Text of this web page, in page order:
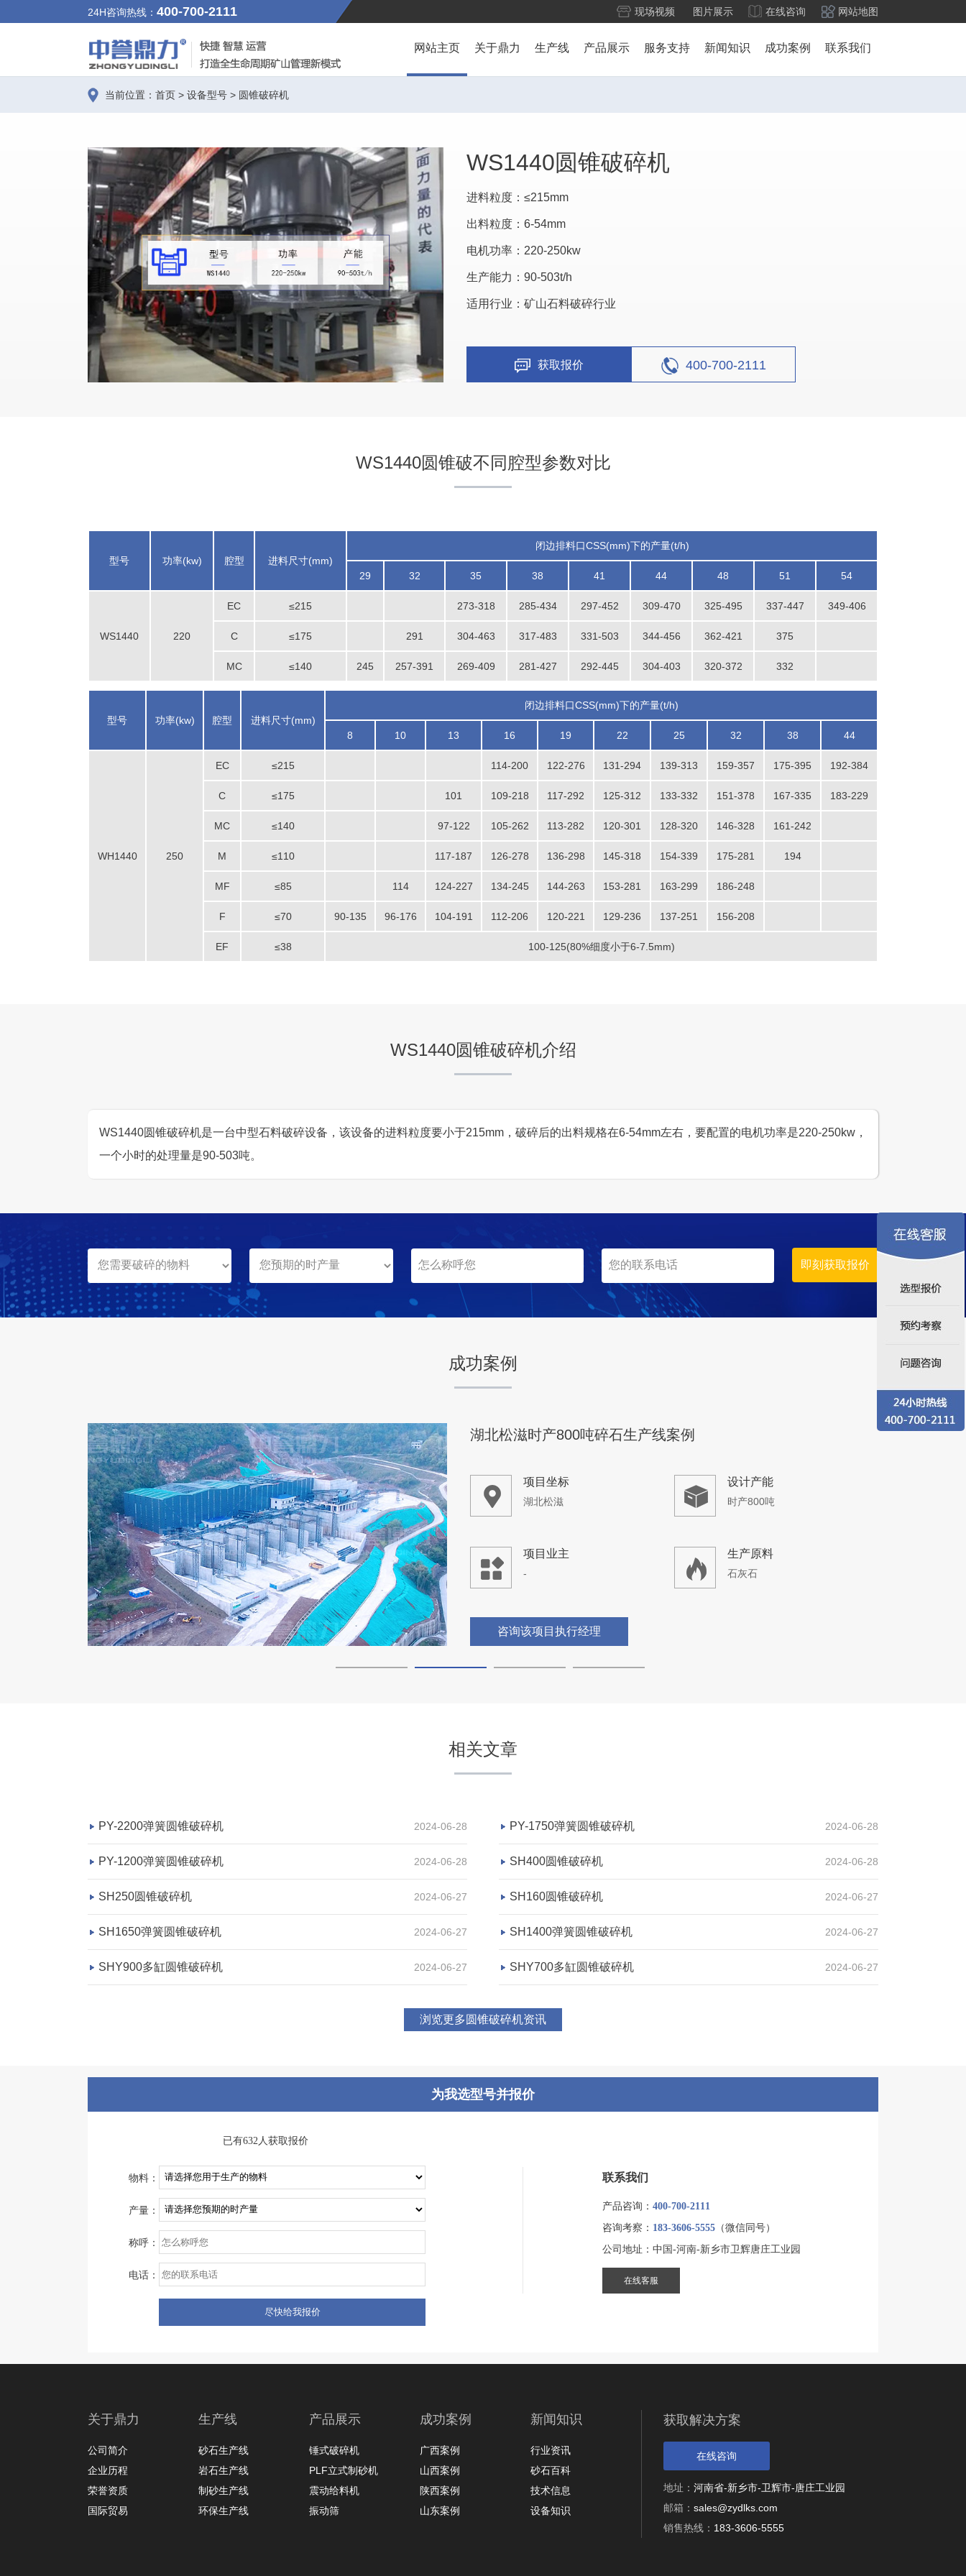
24H咨询热线： 400-700-2111 现场视频 图片展示 在线咨询 网站地图
网站主页 关于鼎力 生产线 产品展示 服务支持 新闻知识 成功案例 联系我们
当前位置： 首页 > 设备型号 > 圆锥破碎机
WS1440圆锥破碎机
进料粒度：≤215mm
出料粒度：6-54mm
电机功率：220-250kw
生产能力：90-503t/h
适用行业：矿山石料破碎行业
获取报价 400-700-2111
WS1440圆锥破不同腔型参数对比
型号 功率(kw) 腔型 进料尺寸(mm)
闭边排料口CSS(mm)下的产量(t/h)
29 32 35 38 41 44 48 51 54
WS1440 220
EC ≤215 273-318 285-434 297-452 309-470 325-495 337-447 349-406
C ≤175 291 304-463 317-483 331-503 344-456 362-421 375
MC ≤140 245 257-391 269-409 281-427 292-445 304-403 320-372 332
型号 功率(kw) 腔型 进料尺寸(mm)
闭边排料口CSS(mm)下的产量(t/h)
8 10 13 16 19 22 25 32 38 44
WH1440 250
EC ≤215 114-200 122-276 131-294 139-313 159-357 175-395 192-384
C ≤175 101 109-218 117-292 125-312 133-332 151-378 167-335 183-229
MC ≤140 97-122 105-262 113-282 120-301 128-320 146-328 161-242
M ≤110 117-187 126-278 136-298 145-318 154-339 175-281 194
MF ≤85 114 124-227 134-245 144-263 153-281 163-299 186-248
F ≤70 90-135 96-176 104-191 112-206 120-221 129-236 137-251 156-208
EF ≤38 100-125(80%细度小于6-7.5mm)
WS1440圆锥破碎机介绍
WS1440圆锥破碎机是一台中型石料破碎设备，该设备的进料粒度要小于215mm，破碎后的出料规格在6-54mm左右，要配置的电机功率是220-250kw，
一个小时的处理量是90-503吨。
成功案例
云南大理石场生产线
项目坐标
-
咨询该项目执行经理
云南临沧时产400吨石灰石砂石生产线
项目坐标
云南临沧
设计产能
时产400吨
项目业主 生产原料
石灰石
咨询该项目执行经理
项目业主
相关文章
PY-2200弹簧圆锥破碎机 2024-06-28 PY-1750弹簧圆锥破碎机 2024-06-28
PY-1200弹簧圆锥破碎机 2024-06-28 SH400圆锥破碎机 2024-06-28
SH250圆锥破碎机 2024-06-27 SH160圆锥破碎机 2024-06-27
SH1650弹簧圆锥破碎机 2024-06-27 SH1400弹簧圆锥破碎机 2024-06-27
SHY900多缸圆锥破碎机 2024-06-27 SHY700多缸圆锥破碎机 2024-06-27
浏览更多圆锥破碎机资讯
为我选型号并报价
已有632人获取报价
物料：
产量：
称呼：
电话：
联系我们
产品咨询： 400-700-2111
咨询考察： 183-3606-5555 （微信同号）
公司地址：中国-河南-新乡市卫辉唐庄工业园
在线客服
关于鼎力
公司简介
企业历程
荣誉资质
国际贸易
生产线
砂石生产线
岩石生产线
制砂生产线
环保生产线
产品展示
锤式破碎机
PLF立式制砂机
震动给料机
振动筛
成功案例
广西案例
山西案例
陕西案例
山东案例
新闻知识
行业资讯
砂石百科
技术信息
设备知识
获取解决方案
在线咨询
地址： 河南省-新乡市-卫辉市-唐庄工业园
邮箱： sales@zydlks.com
销售热线： 183-3606-5555